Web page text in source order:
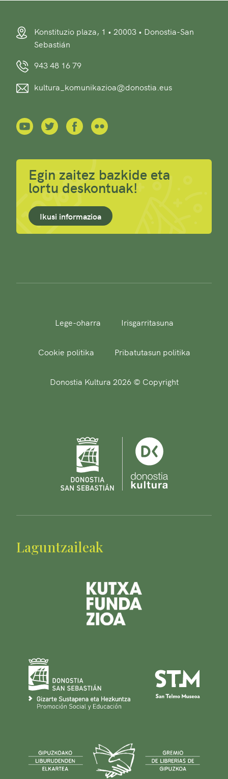
Konstituzio plaza, 1 • 20003 • Donostia-San
Sebastián
943 48 16 79
kultura_komunikazioa@donostia.eus
Egin zaitez bazkide eta
lortu deskontuak!
Ikusi informazioa
Lege-oharra Irisgarritasuna
Cookie politika Pribatutasun politika
Donostia Kultura 2026 © Copyright
Laguntzaileak